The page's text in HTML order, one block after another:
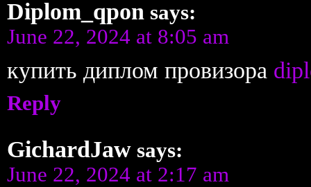
Diplom_qpon says:
June 22, 2024 at 8:05 am
купить диплом провизора
Reply
GichardJaw says:
June 22, 2024 at 2:17 am